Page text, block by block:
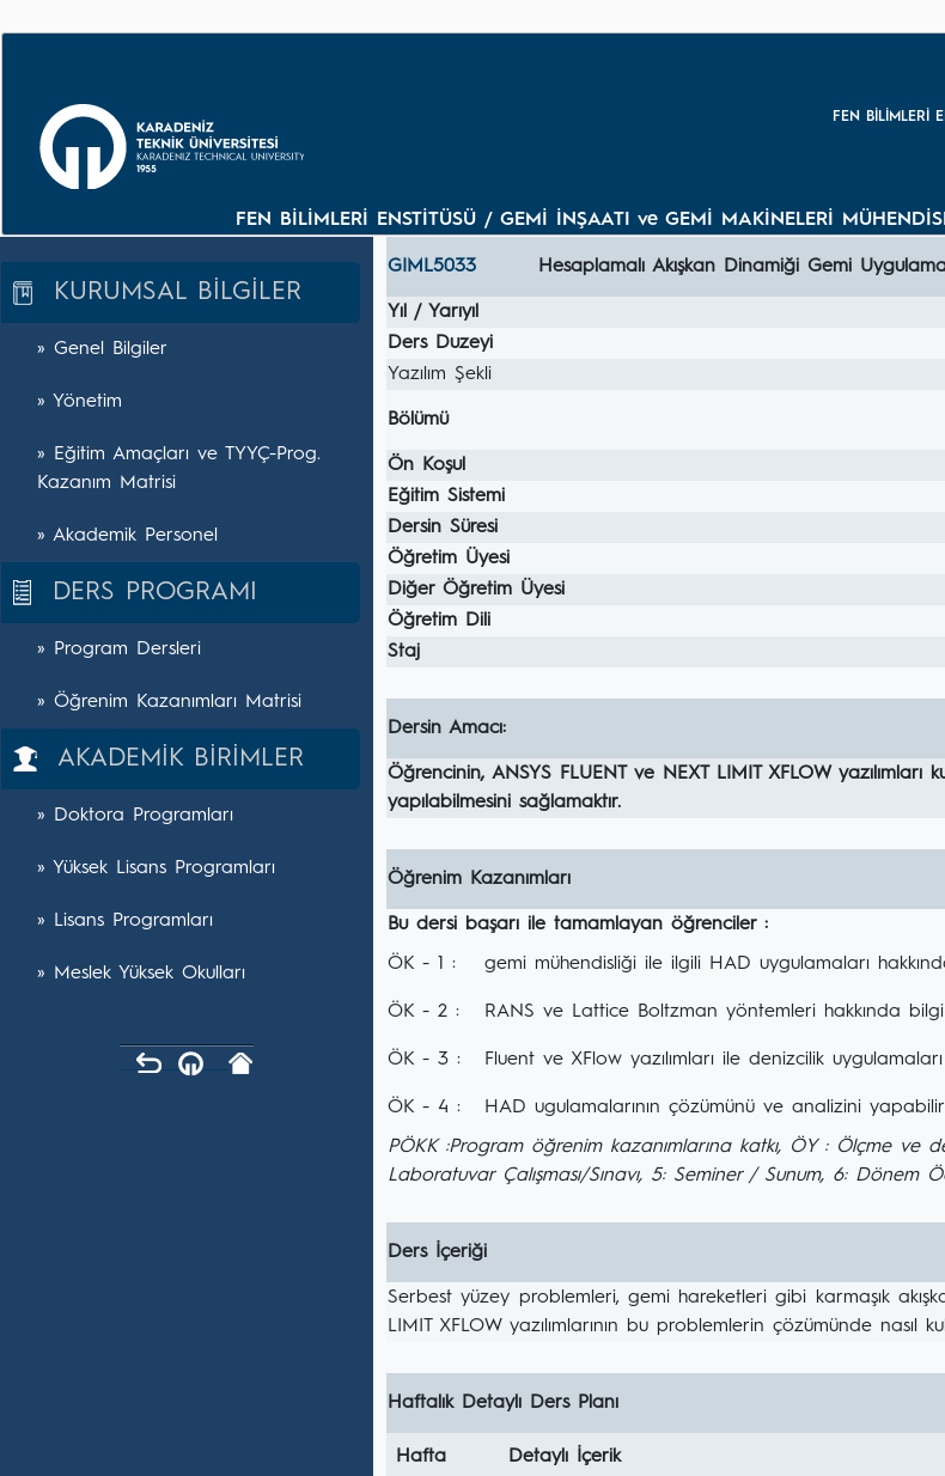
FEN BİLİMLERİ
FEN BİLİMLERİ ENSTİTÜSÜ / GEMİ İNŞAATI ve GEMİ MAKİNELERİ
KURUMSAL BİLGİLER
» Genel Bilgiler
» Yönetim
» Eğitim Amaçları ve TYYÇ-Prog.
Kazanım Matrisi
» Akademik Personel
DERS PROGRAMI
» Program Dersleri
» Öğrenim Kazanımları Matrisi
AKADEMİK BİRİMLER
» Doktora Programları
» Yüksek Lisans Programları
» Lisans Programları
» Meslek Yüksek Okulları
GIML5033 Hesaplamalı Akışkan Dinamiği Gemi
Yıl / Yarıyıl
Ders Duzeyi
Yazılım Şekli
Bölümü
Ön Koşul
Eğitim Sistemi
Dersin Süresi
Öğretim Üyesi
Diğer Öğretim Üyesi
Öğretim Dili
Staj
Dersin Amacı:
Öğrencinin, ANSYS FLUENT ve NEXT LIMIT XFLOW
yapılabilmesini sağlamaktır.
Öğrenim Kazanımları
Bu dersi başarı ile tamamlayan öğrenciler :
ÖK - 1 : gemi mühendisliği ile ilgili HAD uygulamaları
ÖK - 2 : RANS ve Lattice Boltzman yöntemleri hakkında
ÖK - 3 : Fluent ve XFlow yazılımları ile denizcilik
ÖK - 4 : HAD ugulamalarının çözümünü ve analizini
PÖKK :Program öğrenim kazanımlarına katkı, ÖY : Ölçme ve
Laboratuvar Çalışması/Sınavı, 5: Seminer / Sunum, 6: Dönem
Ders İçeriği
Serbest yüzey problemleri, gemi hareketleri gibi karmaşık
LIMIT XFLOW yazılımlarının bu problemlerin çözümünde nasıl
Haftalık Detaylı Ders Planı
Hafta Detaylı İçerik